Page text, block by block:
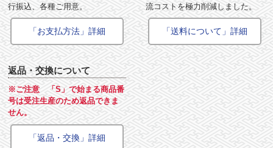
行振込、各種ご用意。
「お支払方法」詳細
流コストを極力削減しました。
「送料について」詳細
返品・交換について
※ご注意 「S」で始まる商品番
号は受注生産のため返品できま
せん。
「返品・交換」詳細